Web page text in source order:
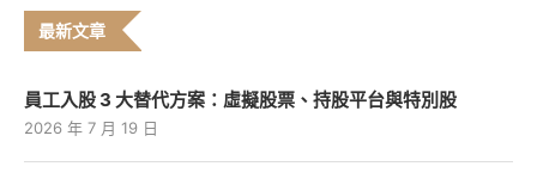
最新文章
員工入股 3 大替代方案：虛擬股票、持股平台與特別股
2026 年 7 月 19 日